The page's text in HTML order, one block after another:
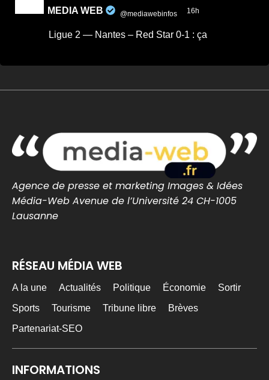
MEDIA WEB @mediawebinfos 16h
Ligue 2 — Nantes – Red Star 0-1 : ça
0 0 Twitter
MEDIA WEB @mediawebinfos 18h
FC Lorient – Angers : les Merlus s’inclinent en
en amical malgré une réaction en seconde
FC Lorient – Angers : les Merlus s’inclinent
2-1 en match amical à Inzinzac-Lochrist.
Résumé, buts et réacti...
Agence de presse et marketing Images & Idées
Média-Web Avenue de l’Université 24 CH-1005
Lausanne
RÉSEAU MÉDIA WEB
A la une Actualités Politique Économie
Sortir
Sports
Tourisme Tribune libre
Brèves
Partenariat-SEO
INFORMATIONS